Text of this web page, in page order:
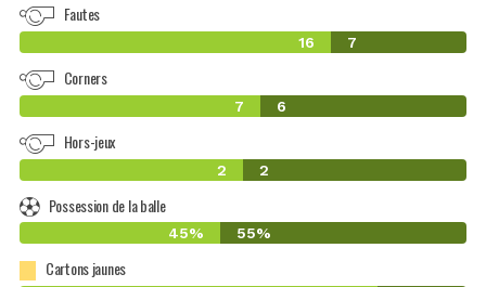
Fautes
16 7
Corners
7 6
Hors-jeux
2 2
Possession de la balle
45% 55%
Cartons jaunes